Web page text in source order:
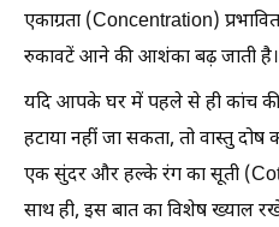
एकाग्रता (Concentration)
रुकावटें आने की आशंका बढ़ जाती है।
यदि आपके घर में पहले से ही कांच
हटाया नहीं जा सकता, तो वास्तु
एक सुंदर और हल्के रंग का सूती
साथ ही, इस बात का विशेष ख्याल